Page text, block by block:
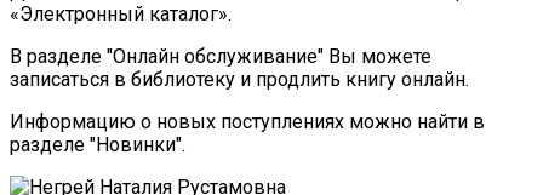
«Электронный каталог».
В разделе "Онлайн обслуживание" Вы можете
записаться в библиотеку и продлить книгу онлайн.
Информацию о новых поступлениях можно найти в
разделе "Новинки".